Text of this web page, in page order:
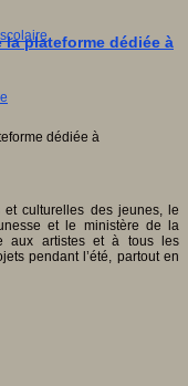
la plateforme dédiée à
culturelles des jeunes, le
et le ministère de la
aux artistes et à tous les
pendant l’été, partout en